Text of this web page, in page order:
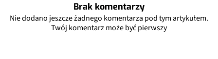
Brak komentarzy
Nie dodano jeszcze żadnego komentarza pod tym artykułem.
Twój komentarz może być pierwszy